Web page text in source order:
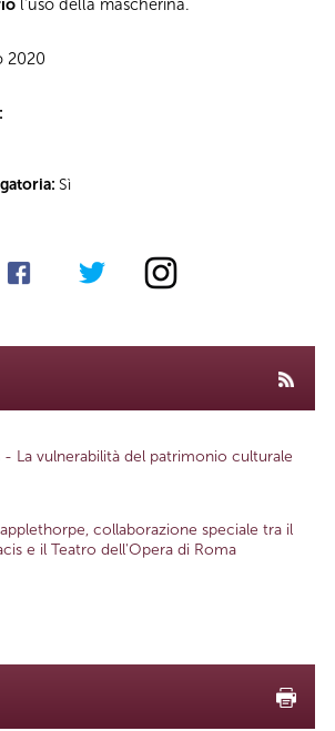
l’uso della mascherina.
2020
Sì
- La vulnerabilità del patrimonio culturale
collaborazione speciale tra il
e il Teatro dell'Opera di Roma